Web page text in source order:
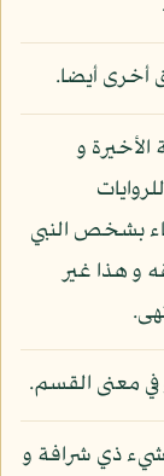
أخرى أيضا.
و
بشخص النبي
و هذا غير
معنى القسم.
بشيء ذي شرافة و